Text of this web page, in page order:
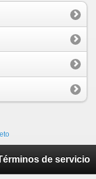
de servicio